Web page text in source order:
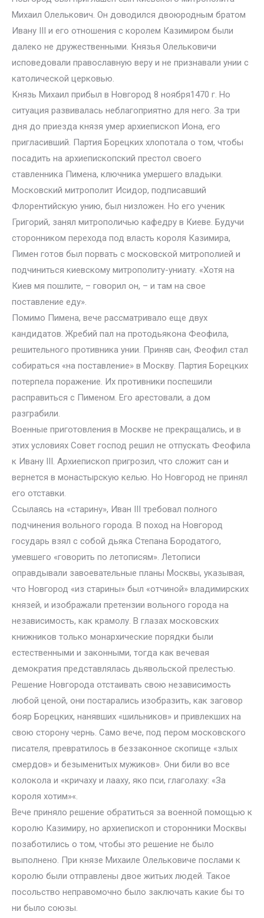
Михаил Олелькович. Он доводился двоюродным братом
Ивану III и его отношения с королем Казимиром были
далеко не дружественными. Князья Олельковичи
исповедовали православную веру и не признавали унии с
католической церковью.
Князь Михаил прибыл в Новгород 8 ноября1470 г. Но
ситуация развивалась неблагоприятно для него. За три
дня до приезда князя умер архиепископ Иона, его
пригласивший. Партия Борецких хлопотала о том, чтобы
посадить на архиепископский престол своего
ставленника Пимена, ключника умершего владыки.
Московский митрополит Исидор, подписавший
Флорентийскую унию, был низложен. Но его ученик
Григорий, занял митрополичью кафедру в Киеве. Будучи
сторонником перехода под власть короля Казимира,
Пимен готов был порвать с московской митрополией и
подчиниться киевскому митрополиту-униату. «Хотя на
Киев мя пошлите, – говорил он, – и там на свое
поставление еду».
Помимо Пимена, вече рассматривало еще двух
кандидатов. Жребий пал на протодьякона Феофила,
решительного противника унии. Приняв сан, Феофил стал
собираться «на поставление» в Москву. Партия Борецких
потерпела поражение. Их противники поспешили
расправиться с Пименом. Его арестовали, а дом
разграбили.
Военные приготовления в Москве не прекращались, и в
этих условиях Совет господ решил не отпускать Феофила
к Ивану III. Архиепископ пригрозил, что сложит сан и
вернется в монастырскую келью. Но Новгород не принял
его отставки.
Ссылаясь на «старину», Иван III требовал полного
подчинения вольного города. В поход на Новгород
государь взял с собой дьяка Степана Бородатого,
умевшего «говорить по летописям». Летописи
оправдывали завоевательные планы Москвы, указывая,
что Новгород «из старины» был «отчиной» владимирских
князей, и изображали претензии вольного города на
независимость, как крамолу. В глазах московских
книжников только монархические порядки были
естественными и законными, тогда как вечевая
демократия представлялась дьявольской прелестью.
Решение Новгорода отстаивать свою независимость
любой ценой, они постарались изобразить, как заговор
бояр Борецких, нанявших «шильников» и привлекших на
свою сторону чернь. Само вече, под пером московского
писателя, превратилось в беззаконное скопище «злых
смердов» и безыменитых мужиков». Они били во все
колокола и «кричаху и лааху, яко пси, глаголаху: «За
короля хотим»«.
Вече приняло решение обратиться за военной помощью к
королю Казимиру, но архиепископ и сторонники Москвы
позаботились о том, чтобы это решение не было
выполнено. При князе Михаиле Олельковиче послами к
королю были отправлены двое житьих людей. Такое
посольство неправомочно было заключать какие бы то
ни было союзы.